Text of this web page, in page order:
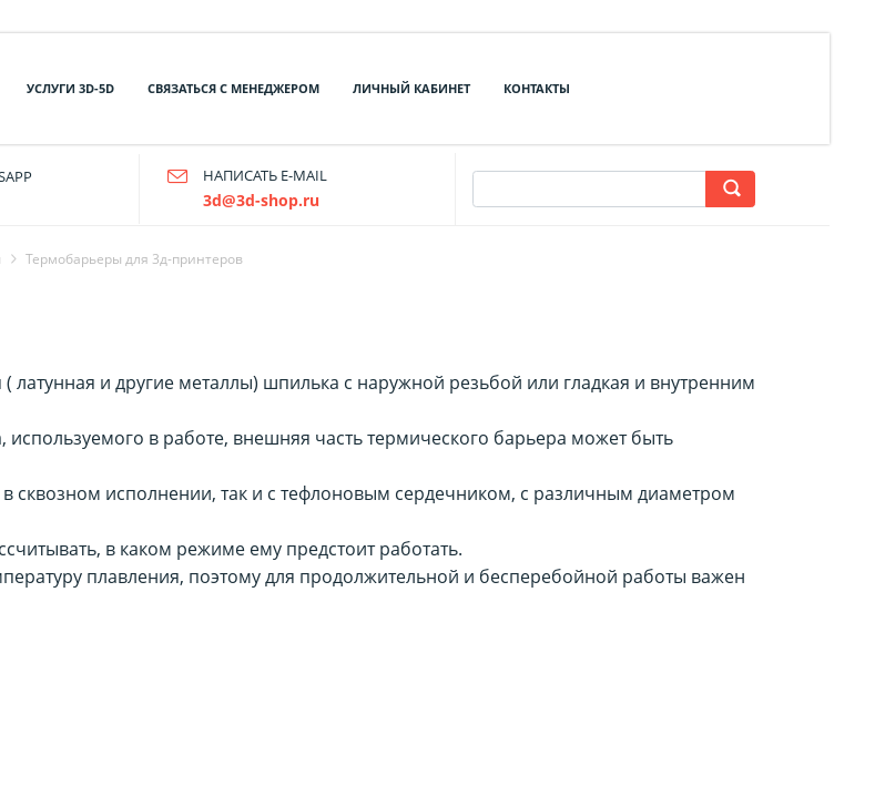
УСЛУГИ 3D-5D СВЯЗАТЬСЯ С МЕНЕДЖЕРОМ ЛИЧНЫЙ КАБИНЕТ КОНТАКТЫ
НАПИСАТЬ E-MAIL
3d@3d-shop.ru
Термобарьеры для 3д-принтеров
( латунная и другие металлы) шпилька с наружной резьбой или гладкая и внутренним
используемого в работе, внешняя часть термического барьера может быть
сквозном исполнении, так и с тефлоновым сердечником, с различным диаметром
в каком режиме ему предстоит работать.
плавления, поэтому для продолжительной и бесперебойной работы важен